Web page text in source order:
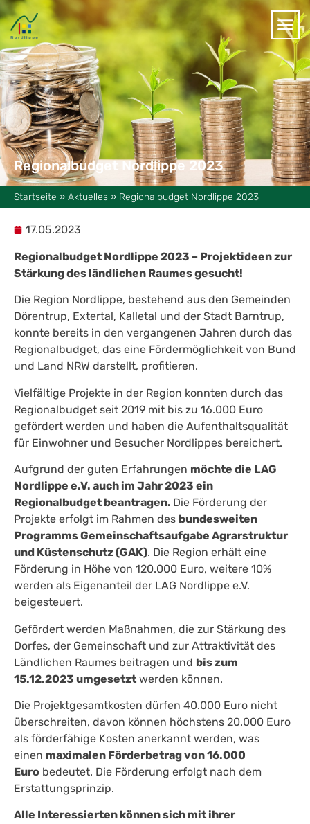
Regionalbudget Nordlippe 2023
Startseite » Aktuelles » Regionalbudget Nordlippe 2023
17.05.2023
Regionalbudget Nordlippe 2023 – Projektideen zur
Stärkung des ländlichen Raumes gesucht!
Die Region Nordlippe, bestehend aus den Gemeinden
Dörentrup, Extertal, Kalletal und der Stadt Barntrup,
konnte bereits in den vergangenen Jahren durch das
Regionalbudget, das eine Fördermöglichkeit von Bund
und Land NRW darstellt, profitieren.
Vielfältige Projekte in der Region konnten durch das
Regionalbudget seit 2019 mit bis zu 16.000 Euro
gefördert werden und haben die Aufenthaltsqualität
für Einwohner und Besucher Nordlippes bereichert.
Aufgrund der guten Erfahrungen möchte die LAG
Nordlippe e.V. auch im Jahr 2023 ein
Regionalbudget beantragen. Die Förderung der
Projekte erfolgt im Rahmen des bundesweiten
Programms Gemeinschaftsaufgabe Agrarstruktur
und Küstenschutz (GAK). Die Region erhält eine
Förderung in Höhe von 120.000 Euro, weitere 10%
werden als Eigenanteil der LAG Nordlippe e.V.
beigesteuert.
Gefördert werden Maßnahmen, die zur Stärkung des
Dorfes, der Gemeinschaft und zur Attraktivität des
Ländlichen Raumes beitragen und bis zum
15.12.2023 umgesetzt werden können.
Die Projektgesamtkosten dürfen 40.000 Euro nicht
überschreiten, davon können höchstens 20.000 Euro
als förderfähige Kosten anerkannt werden, was
einen maximalen Förderbetrag von 16.000
Euro bedeutet. Die Förderung erfolgt nach dem
Erstattungsprinzip.
Alle Interessierten können sich mit ihrer